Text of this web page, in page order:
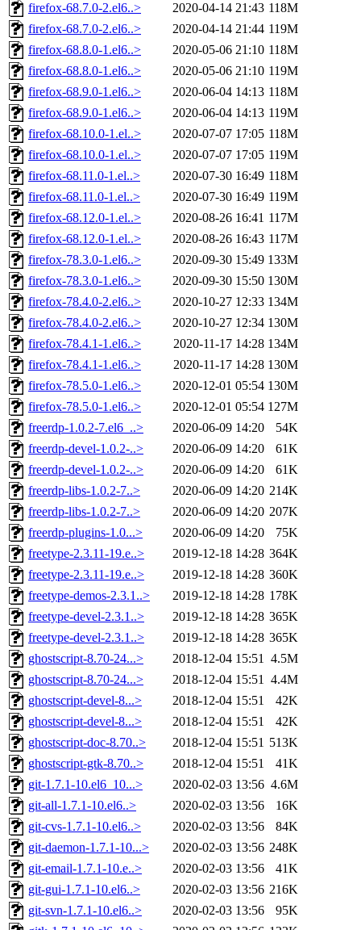
firefox-68.7.0-2.el6..>
2020-04-14 21:43 118M
firefox-68.7.0-2.el6..>
2020-04-14 21:44 119M
firefox-68.8.0-1.el6..>
2020-05-06 21:10 118M
firefox-68.8.0-1.el6..>
2020-05-06 21:10 119M
firefox-68.9.0-1.el6..>
2020-06-04 14:13 118M
firefox-68.9.0-1.el6..>
2020-06-04 14:13 119M
firefox-68.10.0-1.el..>
2020-07-07 17:05 118M
firefox-68.10.0-1.el..>
2020-07-07 17:05 119M
firefox-68.11.0-1.el..>
2020-07-30 16:49 118M
firefox-68.11.0-1.el..>
2020-07-30 16:49 119M
firefox-68.12.0-1.el..>
2020-08-26 16:41 117M
firefox-68.12.0-1.el..>
2020-08-26 16:43 117M
firefox-78.3.0-1.el6..>
2020-09-30 15:49 133M
firefox-78.3.0-1.el6..>
2020-09-30 15:50 130M
firefox-78.4.0-2.el6..>
2020-10-27 12:33 134M
firefox-78.4.0-2.el6..>
2020-10-27 12:34 130M
firefox-78.4.1-1.el6..>
2020-11-17 14:28 134M
firefox-78.4.1-1.el6..>
2020-11-17 14:28 130M
firefox-78.5.0-1.el6..>
2020-12-01 05:54 130M
firefox-78.5.0-1.el6..>
2020-12-01 05:54 127M
freerdp-1.0.2-7.el6_..>
2020-06-09 14:20
54K
freerdp-devel-1.0.2-..>
2020-06-09 14:20
61K
freerdp-devel-1.0.2-..>
2020-06-09 14:20
61K
freerdp-libs-1.0.2-7..>
2020-06-09 14:20 214K
freerdp-libs-1.0.2-7..>
2020-06-09 14:20 207K
freerdp-plugins-1.0...>
2020-06-09 14:20
75K
freetype-2.3.11-19.e..>
2019-12-18 14:28 364K
freetype-2.3.11-19.e..>
2019-12-18 14:28 360K
freetype-demos-2.3.1..>
2019-12-18 14:28 178K
freetype-devel-2.3.1..>
2019-12-18 14:28 365K
freetype-devel-2.3.1..>
2019-12-18 14:28 365K
ghostscript-8.70-24...>
2018-12-04 15:51 4.5M
ghostscript-8.70-24...>
2018-12-04 15:51 4.4M
ghostscript-devel-8...>
2018-12-04 15:51
42K
ghostscript-devel-8...>
2018-12-04 15:51
42K
ghostscript-doc-8.70..>
2018-12-04 15:51 513K
ghostscript-gtk-8.70..>
2018-12-04 15:51
41K
git-1.7.1-10.el6_10...>
2020-02-03 13:56 4.6M
git-all-1.7.1-10.el6..>
2020-02-03 13:56
16K
git-cvs-1.7.1-10.el6..>
2020-02-03 13:56
84K
git-daemon-1.7.1-10...>
2020-02-03 13:56 248K
git-email-1.7.1-10.e..>
2020-02-03 13:56
41K
git-gui-1.7.1-10.el6..>
2020-02-03 13:56 216K
git-svn-1.7.1-10.el6..>
2020-02-03 13:56
95K